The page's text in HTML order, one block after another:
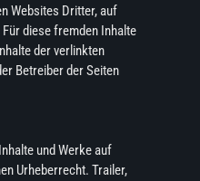
Websites Dritter, auf
diese fremden Inhalte
der verlinkten
Betreiber der Seiten
und Werke auf
Urheberrecht. Trailer,